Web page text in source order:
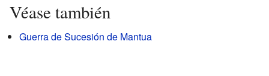
Véase también
Guerra de Sucesión de Mantua